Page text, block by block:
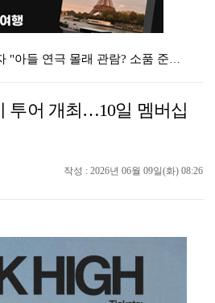
황정민 폭로자 "아들 연극 몰래 관람? 소품 준비 돕고…
10주년인데 40명뿐?…블랙핑크 행사 공지에 팬심 폭발…
"매출 10% 안주면 폭로" 박나래 前 매니저 2명, …
"기분 맞춰주려고" 축구협회, 외국인 심판 성접대 의혹…
투어 개최…10일 멤버십
작성 : 2026년 06월 09일(화) 08:26